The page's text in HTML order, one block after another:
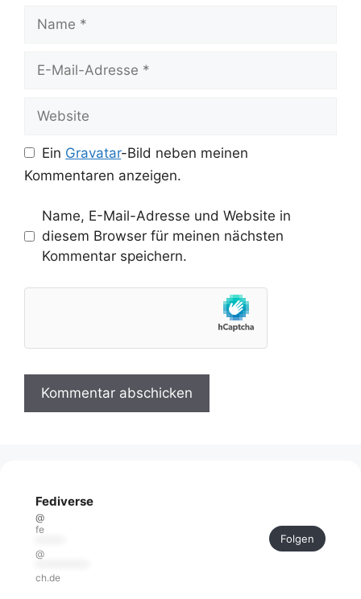
Mail-
Ein Gravatar-Bild neben meinen
Kommentaren anzeigen.
Name, E-Mail-Adresse und Website in
diesem Browser für meinen nächsten
Kommentar speichern.
Fediverse
@
fe
@
ch.de
Folgen